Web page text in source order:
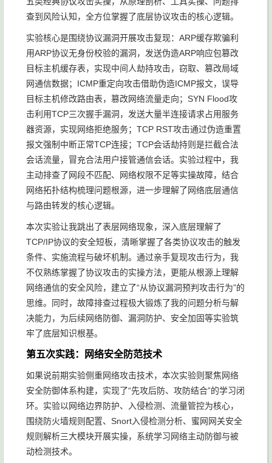
查到风险认知，全方位掌握了底层协议攻击的核心逻辑。
实验核心是围绕协议漏洞开展攻击复现：ARP缓存欺骗利
用ARP协议无身份校验的漏洞，发送伪造ARP响应包篡改
目标主机缓存表，实现中间人劫持攻击，窃取、篡改局域
网通信数据；ICMP重定向攻击借助伪造ICMP报文，误导
目标主机修改路由表，篡改网络流量走向；SYN Flood攻
击利用TCP三次握手漏洞，发送大量半连接请求占用服务
器资源，实现网络拒绝服务；TCP RST攻击通过伪造重置
报文强制中断正常TCP连接；TCP会话劫持则是拦截合法
会话流量，冒充合法用户接管通信会话。实验过程中，我
主动排查了网段不匹配、网络权限不足等实操故障，结合
网络拓扑结构梳理问题根源，进一步理解了网络底层通信
与路由转发的核心逻辑。
本次实验让我跳出了表层网络现象，深入底层理解了
TCP/IP协议的安全短板，清晰掌握了各类协议攻击的触发
条件、实施流程与破坏机制。通过亲手复现攻击行为，我
不仅熟练掌握了协议攻击的实操方法，更能从根源上理解
网络通信的安全风险，建立了“从协议漏洞预判攻击行为”的
思维。同时，故障排查过程极大锻炼了我的问题分析与解
决能力，为后续网络防御、漏洞防护、安全加固等实验筑
牢了底层知识根基。
第五次实践：网络安全防范技术
如果说前期实验侧重网络攻击技术，本次实验则聚焦网络
安全防御体系构建，实现了“先攻后防、攻防结合”的学习闭
环。实验以网络边界防护、入侵检测、流量管控为核心，
围绕防火墙规则配置、Snort入侵检测分析、蜜网网关安全
规则解析三大模块开展实操，系统学习网络主动防御与被
动检测技术。